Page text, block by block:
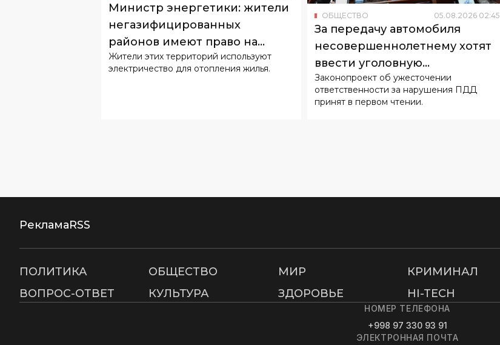
Министр энергетики: жители
негазифицированных
районов имеют право на
льготный тариф
Жители этих территорий используют
электричество для отопления жилья.
ОБЩЕСТВО 05.08.2026 02:45
За передачу автомобиля
несовершеннолетнему хотят
ввести уголовную
ответственность
Законопроект об ужесточении
ответственности за нарушения ПДД
принят в первом чтении.
РекламаRSS
ПОЛИТИКА ОБЩЕСТВО МИР КРИМИНАЛ
ВОПРОС-ОТВЕТ
КУЛЬТУРА ЗДОРОВЬЕ HI-TECH
НОМЕР ТЕЛЕФОНА
+998 97 330 93 91
ЭЛЕКТРОННАЯ ПОЧТА